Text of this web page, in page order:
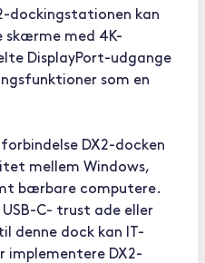
dockingstationen kan
med 4K-
DisplayPort-udgange
som en
DX2-docken
mellem Windows,
bærbare computere.
C- trust ade eller
denne dock kan IT-
DX2-